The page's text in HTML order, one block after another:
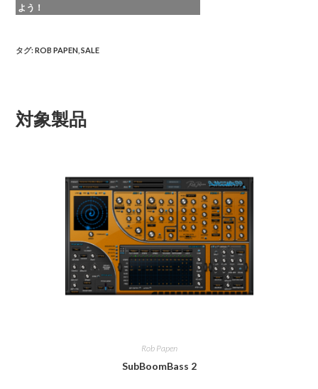
よう！
タグ:ROB PAPEN SALE
対象製品
Rob Papen
SubBoomBass 2